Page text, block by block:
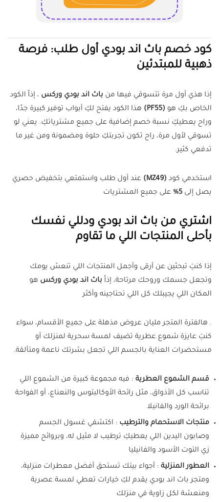
كود خصم باث اند بودي أول طلب: فرصة
ذهبية للمبتدئين
إذا هذي أول مرة تتسوقي فيها من باث اند بودي وركس ، إذاً الكود
الخاص بكِ هو (PF55)
هذا الكود يفتح لكِ أبواب توفير كبيرة جدًا،
وراح يعطيكِ نسبة خصم إضافية على جميع مشترياتكِ. يعني لو
تسوقي لأول مرة، راح تكون تجربتكِ حلوة ومضمونة ومن غير ما
تدفعي كثير.
استخدمي كود (MZ49)
عند أول طلب واستمتعي بتخفيض حصري
يصل إلى 5% على جميع المشتريات
اشتري من باث اند بودي ودللي نفسك
بأحلى المنتجات اللي ما تقاوم
إذا كنتِ تبحثين عن أرقى وأجمل المنتجات اللي تنعش يومك
وتجعل جسمك وروحك مرتاحة، إذاً باث اند بودي وركس هو
المكان اللي يجيبلك كل اللي تحتاجينه وأكثر
. هالفترة المتجر مليان عروض مذهلة على جميع الأقسام، سواء
كنتِ عايزة شموع عطرية تضيف لمسة سحرية لمنزلك أو
مستحضرات العناية بالجسم اللي تجعل بشرتك ناعمة ومتألقة.
قسم الشموع العطرية : فيه مجموعة كبيرة من الشموع اللي
تناسب كل الأذواق، مثل رائحة الأوكالبتوس والنعناع، أو الفواحة
برائحة الورد والفانيلا
منتجات الاستحمام والترطيب : اكتشفي غسول الجسم
وصابون اليدين اللي يعطيكِ ترطيب لا مثيل له، وبروائح مميزة
زي التوت الأسود والفانيليا
العطور المنزلية : أجواء بيتك تستحق أفضل معطرات منزلية،
ومتجر باث اند بودي يقدم لكِ خيارات تعطي لمسة عصرية
ومنعشة لكل زاوية في منزلك